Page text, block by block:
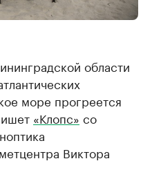
области
море прогреется
«Клопс» со
Виктора